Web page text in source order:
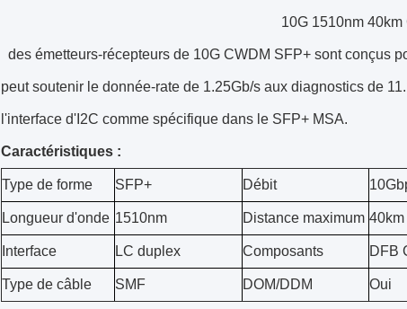
10G 1510nm
des émetteurs-récepteurs de 10G CWDM SFP+ sont conçus
peut soutenir le donnée-rate de 1.25Gb/s aux diagnostics de
l'interface d'I2C comme spécifique dans le SFP+ MSA.
Caractéristiques :
Type de forme SFP+ Débit
Longueur d'onde 1510nm Distance maximum 40km
Interface LC duplex Composants DFB
Type de câble SMF DOM/DDM Oui